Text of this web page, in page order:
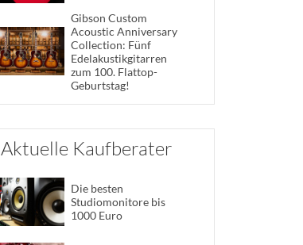
Gibson Custom
Acoustic Anniversary
Collection: Fünf
Edelakustikgitarren
zum 100. Flattop-
Geburtstag!
Aktuelle Kaufberater
Die besten
Studiomonitore bis
1000 Euro